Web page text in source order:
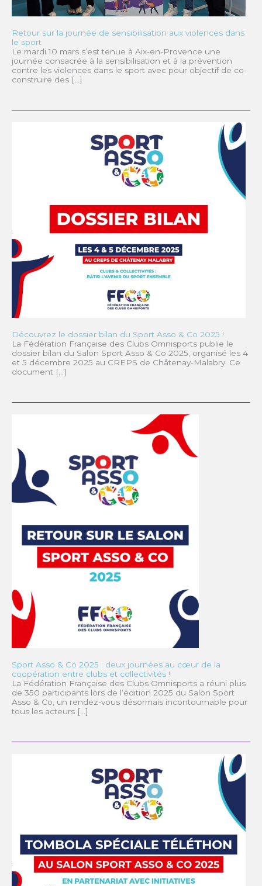
Retour sur la journée de sensibilisation aux violences dans
le sport
Le mardi 10 mars s’est tenue à Aix-en-Provence une
journée consacrée à la sensibilisation et à la prévention
contre les violences dans le sport avec pour objectif de co-
construire des […]
Découvrez le dossier bilan du Sport Asso & Co 2025 !
La Fédération Française des Clubs Omnisports publie le
dossier bilan du Salon Sport Asso & Co 2025, organisé les 4
et 5 décembre 2025 au CREPS de Châtenay-Malabry. Ce
document […]
Sport Asso & Co 2025 : deux journées au cœur de la
coopération entre clubs et collectivités !
La Fédération Française des Clubs Omnisports a réuni plus
de 350 participants lors de l’édition 2025 du Salon Sport
Asso & Co, un rendez-vous désormais incontournable pour
tous les acteurs […]